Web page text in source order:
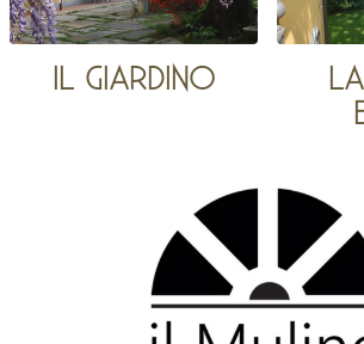
IL GIARDINO